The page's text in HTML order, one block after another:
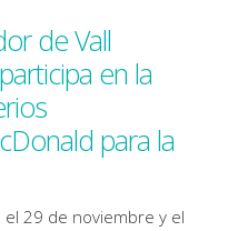
de Vall
en la
para la
29 de noviembre y el